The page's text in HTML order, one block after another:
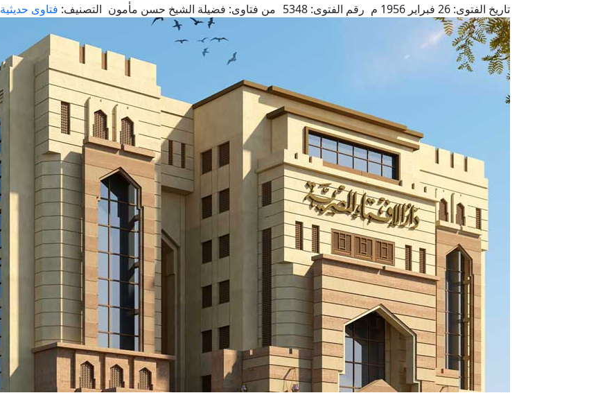
تاريخ الفتوى: رقم الفتوى: 5348 من فتاوى: فضيلة الشيخ حسن مأمون التصنيف: فتاوى حديثية